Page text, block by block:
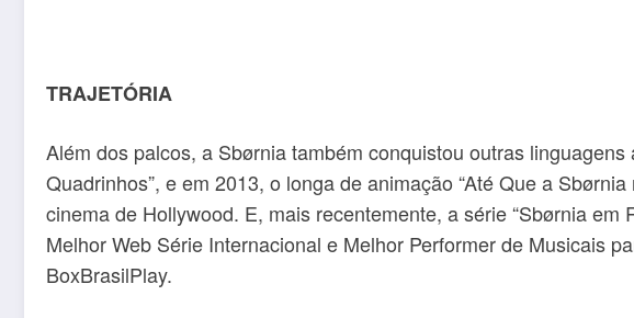
TRAJETÓRIA
Além dos palcos, a Sbørnia também conquistou outras
Quadrinhos”, e em 2013, o longa de animação “Até Que a
cinema de Hollywood. E, mais recentemente, a série “Sbørnia
Melhor Web Série Internacional e Melhor Performer de Musicais
BoxBrasilPlay.